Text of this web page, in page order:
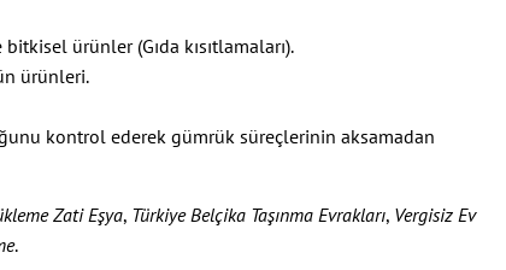
ürünler (Gıda kısıtlamaları).
ürünleri.
kontrol ederek gümrük süreçlerinin aksamadan
Zati Eşya, Türkiye Belçika Taşınma Evrakları, Vergisiz Ev
.